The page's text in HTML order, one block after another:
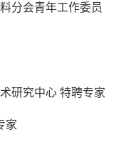
分会青年工作委员
研究中心 特聘专家
家